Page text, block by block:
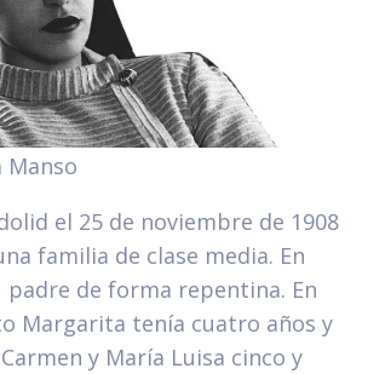
el 25 de noviembre de 1908
familia de clase media. En
padre de forma repentina. En
Margarita tenía cuatro años y
y María Luisa cinco y